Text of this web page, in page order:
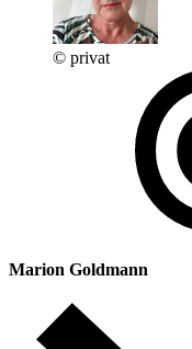
© privat
Marion Goldmann